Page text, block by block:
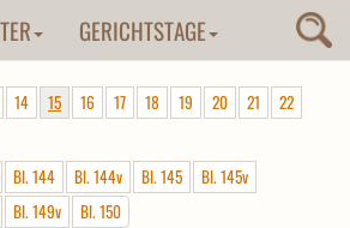
GERICHTSTAGE
14 15 16 17 18 19 20 21
22
Bl. 144 Bl. 144v Bl. 145
Bl. 145v
Bl. 149v Bl. 150